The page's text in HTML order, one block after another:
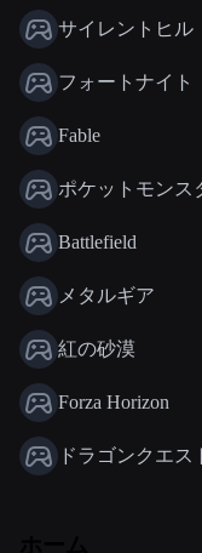
サイレントヒル
フォートナイト
Fable
ポケットモンス
Battlefield
メタルギア
紅の砂漠
Forza Horizon
ドラゴンクエス